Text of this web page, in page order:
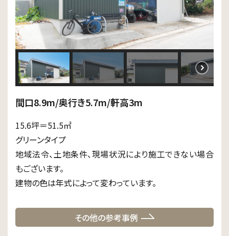
間口8.9m/奥行き5.7m/軒高3m
15.6坪＝51.5㎡
グリーンタイプ
地域法令、土地条件、現場状況により施工できない場合
もございます。
建物の色は年式によって変わっています。
その他の参考事例